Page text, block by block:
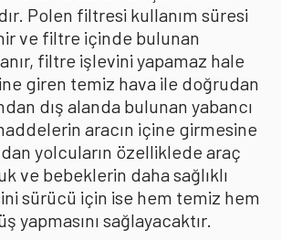
Polen filtresi kullanım süresi
ve filtre içinde bulunan
filtre işlevini yapamaz hale
giren temiz hava ile doğrudan
dış alanda bulunan yabancı
aracın içine girmesine
yolcuların özelliklede araç
ve bebeklerin daha sağlıklı
sürücü için ise hem temiz hem
yapmasını sağlayacaktır.